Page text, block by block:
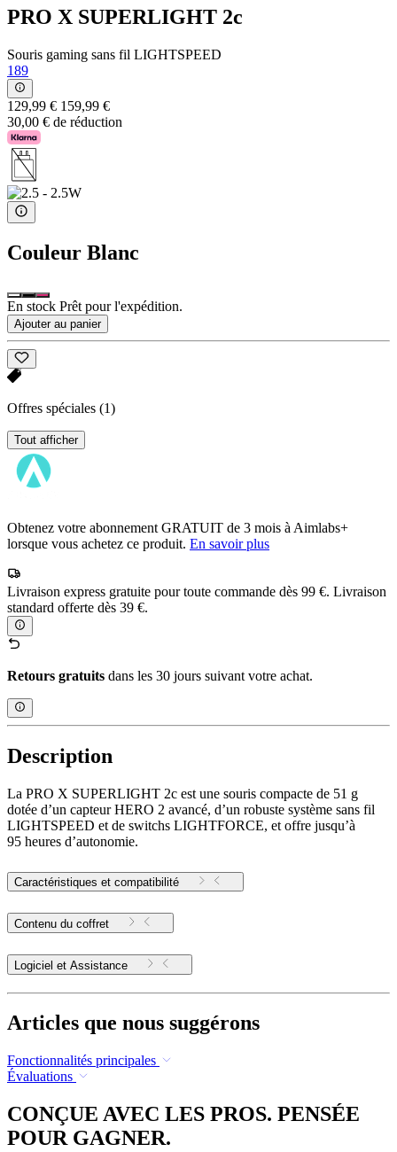
PRO X SUPERLIGHT 2c
Souris gaming sans fil LIGHTSPEED
189
129,99 € 159,99 €
30,00 € de réduction
Couleur Blanc
En stock Prêt pour l'expédition.
Ajouter au panier
Offres spéciales (1)
Tout afficher
Obtenez votre abonnement GRATUIT de 3 mois à Aimlabs+
lorsque vous achetez ce produit. En savoir plus
Livraison express gratuite pour toute commande dès 99 €. Livraison
standard offerte dès 39 €.
Retours gratuits dans les 30 jours suivant votre achat.
Description
La PRO X SUPERLIGHT 2c est une souris compacte de 51 g
dotée d’un capteur HERO 2 avancé, d’un robuste système sans fil
LIGHTSPEED et de switchs LIGHTFORCE, et offre jusqu’à
95 heures d’autonomie.
Caractéristiques et compatibilité
Contenu du coffret
Logiciel et Assistance
Articles que nous suggérons
Fonctionnalités principales
Évaluations
CONÇUE AVEC LES PROS. PENSÉE
POUR GAGNER.